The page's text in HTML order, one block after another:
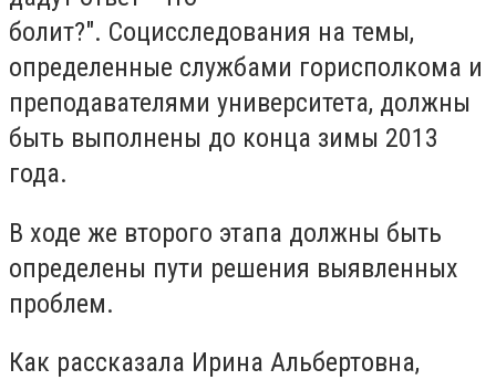
болит?". Социсследования на темы,
определенные службами горисполкома и
преподавателями университета, должны
быть выполнены до конца зимы 2013
года.
В ходе же второго этапа должны быть
определены пути решения выявленных
проблем.
Как рассказала Ирина Альбертовна,